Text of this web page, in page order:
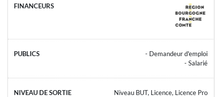
- Demandeur d'emploi
- Salarié
Niveau BUT, Licence, Licence Pro